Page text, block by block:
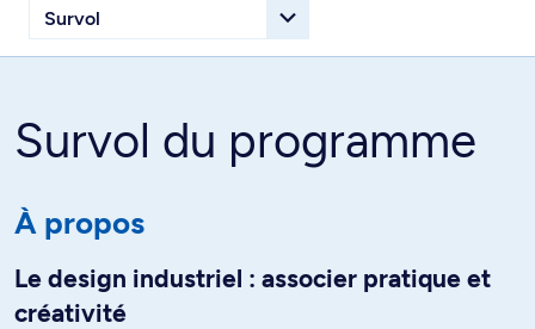
Survol du programme
À propos
Le design industriel : associer pratique et
créativité